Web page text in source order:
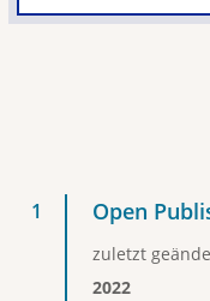
Open
zuletzt
2022